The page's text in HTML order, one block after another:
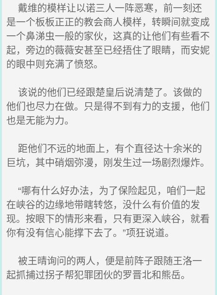
戴维的模样让以诺三人一阵恶寒，前一刻还
是一个板板正正的教会商人模样，转瞬间就变成
一个鼻涕虫一般的家伙，这真的让他们有些看不
起，旁边的薇薇安甚至已经捂住了眼睛，而安妮
的眼中则充满了愤怒。
该说的他们已经跟楚皇后说清楚了。该做的
他们也尽力在做。只是得不到有力的支援，他们
也是无能为力。
距他们不远的地面上，有个直径达十余米的
巨坑，其中硝烟弥漫，刚发生过一场剧烈爆炸。
“哪有什么好办法，为了保险起见，咱们一起
在峡谷的边缘地带瞎转悠，没什么有价值的发
现。按眼下的情形来看，只有更深入峡谷，就看
你有没有信心能撑下去了。”项狂说道。
被王晴询问的两人，便是前阵子跟随王洛一
起抓捕过拐子帮犯罪团伙的罗晋北和熊岳。